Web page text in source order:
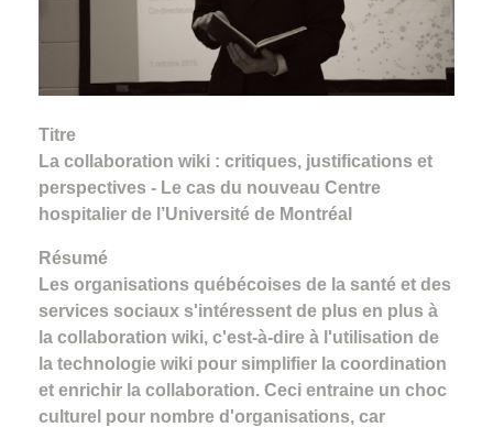
Titre
La collaboration wiki : critiques, justifications et
perspectives - Le cas du nouveau Centre
hospitalier de l’Université de Montréal
Résumé
Les organisations québécoises de la santé et des
services sociaux s'intéressent de plus en plus à
la collaboration wiki, c'est-à-dire à l'utilisation de
la technologie wiki pour simplifier la coordination
et enrichir la collaboration. Ceci entraine un choc
culturel pour nombre d'organisations, car